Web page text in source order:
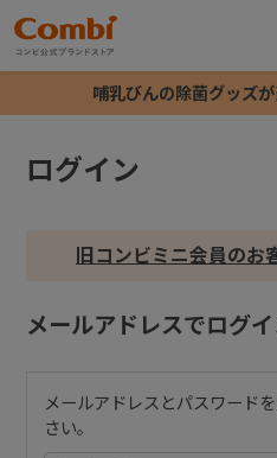
哺乳びんの除菌グッズ
ログイン
旧コンビミニ会員のお
メールアドレスでログ
メールアドレスとパスワード
さい。